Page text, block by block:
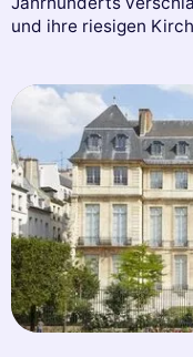
und ihre riesigen